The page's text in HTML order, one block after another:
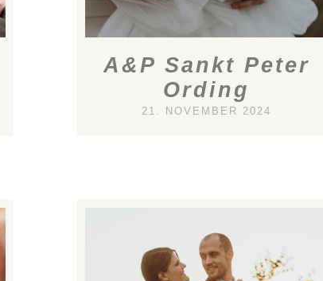
A&P Sankt Peter
Ording
21. NOVEMBER 2024